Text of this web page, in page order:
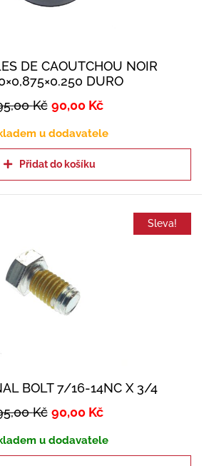
DE CAOUTCHOU NOIR
DURO
Kč 90,00 Kč
u dodavatele
Přidat do košíku
Sleva!
BOLT 7/16-14NC X 3/4
Kč 90,00 Kč
u dodavatele